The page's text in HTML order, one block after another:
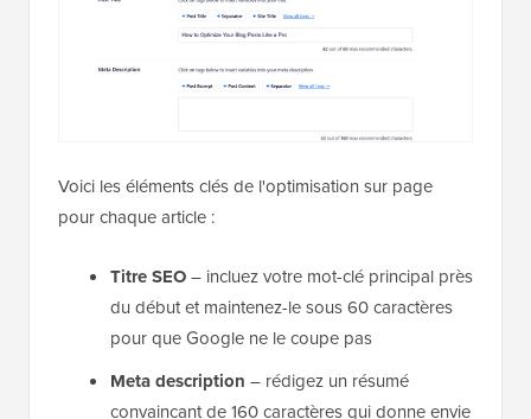
Voici les éléments clés de l'optimisation sur page
pour chaque article :
Titre SEO– incluez votre mot-clé principal près
du début et maintenez-le sous 60 caractères
pour que Google ne le coupe pas
Meta description – rédigez un résumé
convaincant de 160 caractères qui donne envie